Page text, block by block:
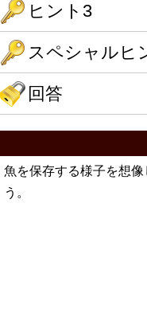
ヒント3
スペシャルヒ
回答
魚を保存する様子を想
う。